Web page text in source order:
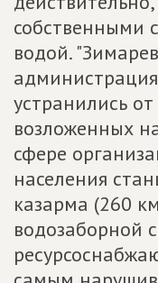
собственными
водой.
устранились
возложенных
сфере
населения
казарма (260
водозаборной